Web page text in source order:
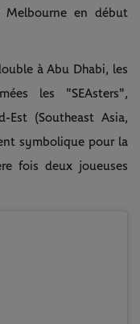
Melbourne en début
à Abu Dhabi, les
les "SEAsters",
Est (Southeast Asia,
symbolique pour la
fois deux joueuses